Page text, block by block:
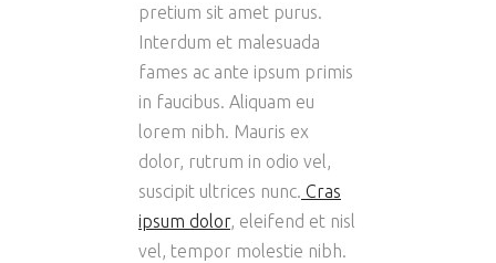
pretium sit amet purus.
Interdum et malesuada
fames ac ante ipsum primis
in faucibus. Aliquam eu
lorem nibh. Mauris ex
dolor, rutrum in odio vel,
suscipit ultrices nunc. Cras
ipsum dolor, eleifend et nisl
vel, tempor molestie nibh.